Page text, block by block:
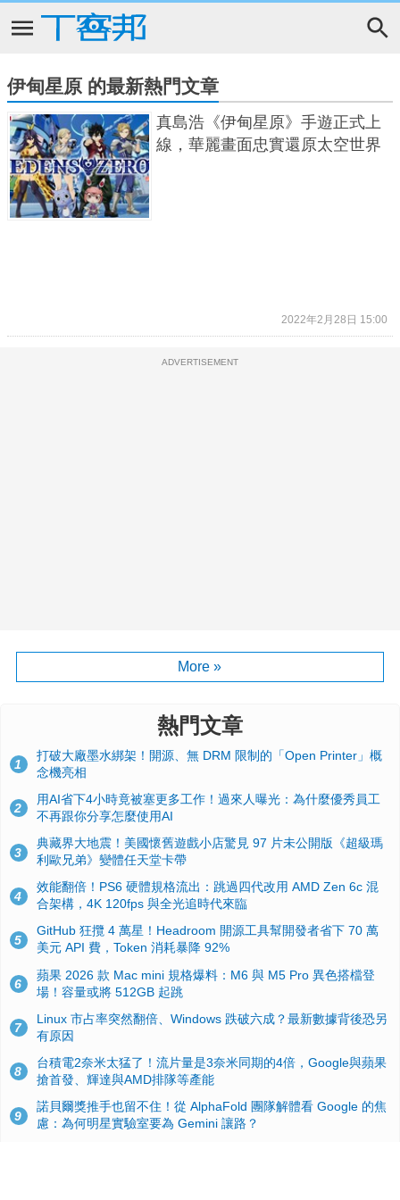
伊甸星原 的最新熱門文章
真島浩《伊甸星原》手遊正式上
線，華麗畫面忠實還原太空世界
2022年2月28日 15:00
ADVERTISEMENT
More »
熱門文章
1
打破大廠墨水綁架！開源、無 DRM 限制的「Open Printer」概
念機亮相
2
用AI省下4小時竟被塞更多工作！過來人曝光：為什麼優秀員工
不再跟你分享怎麼使用AI
3
典藏界大地震！美國懷舊遊戲小店驚見 97 片未公開版《超級瑪
利歐兄弟》變體任天堂卡帶
4
效能翻倍！PS6 硬體規格流出：跳過四代改用 AMD Zen 6c 混
合架構，4K 120fps 與全光追時代來臨
5
GitHub 狂攬 4 萬星！Headroom 開源工具幫開發者省下 70 萬
美元 API 費，Token 消耗暴降 92%
6
蘋果 2026 款 Mac mini 規格爆料：M6 與 M5 Pro 異色搭檔登
場！容量或將 512GB 起跳
7
Linux 市占率突然翻倍、Windows 跌破六成？最新數據背後恐另
有原因
8
台積電2奈米太猛了！流片量是3奈米同期的4倍，Google與蘋果
搶首發、輝達與AMD排隊等產能
9
諾貝爾獎推手也留不住！從 AlphaFold 團隊解體看 Google 的焦
慮：為何明星實驗室要為 Gemini 讓路？